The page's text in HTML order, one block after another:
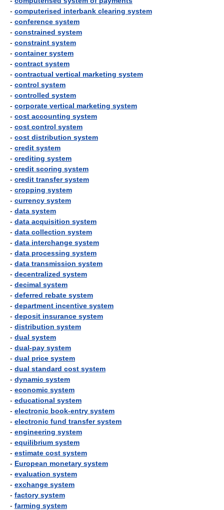
- computerised interbank clearing system
- conference system
- constrained system
- constraint system
- container system
- contract system
- contractual vertical marketing system
- control system
- controlled system
- corporate vertical marketing system
- cost accounting system
- cost control system
- cost distribution system
- credit system
- crediting system
- credit scoring system
- credit transfer system
- cropping system
- currency system
- data system
- data acquisition system
- data collection system
- data interchange system
- data processing system
- data transmission system
- decentralized system
- decimal system
- deferred rebate system
- department incentive system
- deposit insurance system
- distribution system
- dual system
- dual-pay system
- dual price system
- dual standard cost system
- dynamic system
- economic system
- educational system
- electronic book-entry system
- electronic fund transfer system
- engineering system
- equilibrium system
- estimate cost system
- European monetary system
- evaluation system
- exchange system
- factory system
- farming system